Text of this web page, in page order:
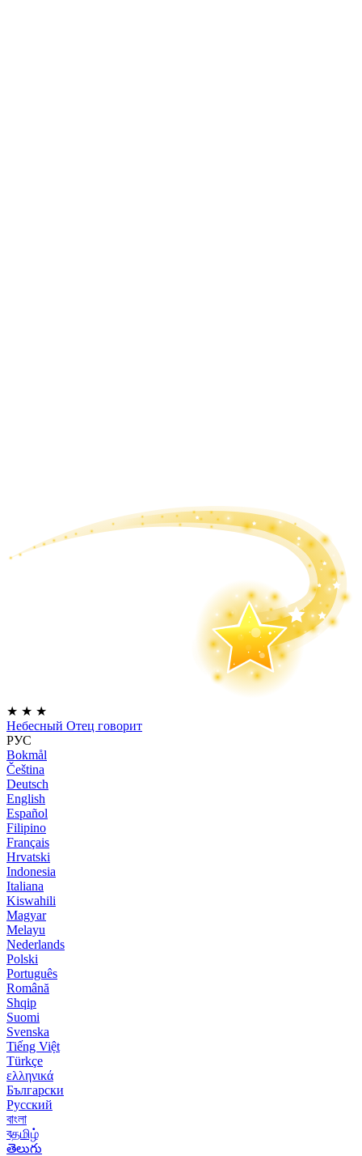
★ ★ ★
Небесный Отец говорит
РУС
Bokmål
Čeština
Deutsch
English
Español
Filipino
Français
Hrvatski
Indonesia
Italiana
Kiswahili
Magyar
Melayu
Nederlands
Polski
Português
Română
Shqip
Suomi
Svenska
Tiếng Việt
Türkçe
ελληνικά
Български
Русский
বাংলা
বதமிழ்
తెలుగు